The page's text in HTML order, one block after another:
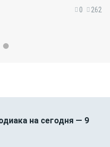
0 262
на сегодня — 9